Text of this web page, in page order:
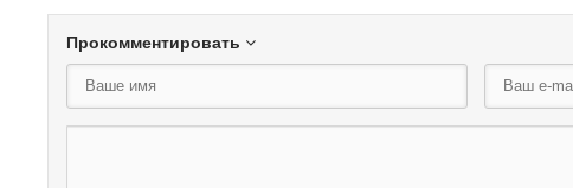
Прокомментировать